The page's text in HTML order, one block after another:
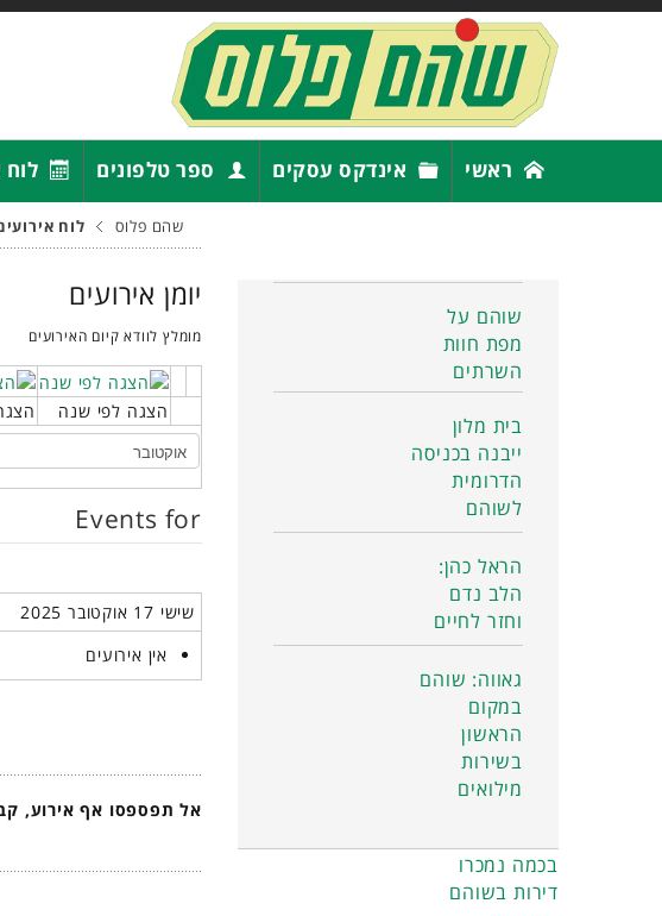
ראשי אינדקס עסקים ספר טלפונים לוח
שהם פלוס לוח
יומן אירועים
מומלץ לוודא קיום האירועים
הצגה לפי שנה
Events for
שישי 17 אוקטובר 2025
אין אירועים
אל תפספסו אף אירוע,
שוהם על
מפת חוות
השרתים
בית מלון
ייבנה בכניסה
הדרומית
לשוהם
הראל כהן:
הלב נדם
וחזר לחיים
גאווה: שוהם
במקום
הראשון
בשירות
מילואים
בכמה נמכרו
דירות בשוהם